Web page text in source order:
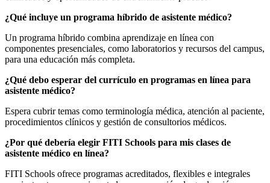
¿Qué incluye un programa híbrido de asistente médico?
Un programa híbrido combina aprendizaje en línea con
componentes presenciales, como laboratorios y recursos del campus,
para una educación más completa.
¿Qué debo esperar del currículo en programas en línea para
asistente médico?
Espera cubrir temas como terminología médica, atención al paciente,
procedimientos clínicos y gestión de consultorios médicos.
¿Por qué debería elegir FITI Schools para mis clases de
asistente médico en línea?
FITI Schools ofrece programas acreditados, flexibles e integrales